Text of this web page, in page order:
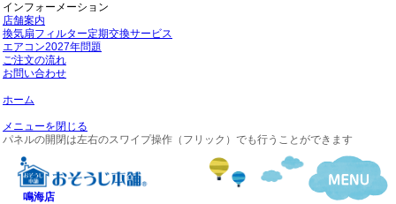
インフォーメーション
店舗案内
換気扇フィルター定期交換サービス
エアコン2027年問題
ご注文の流れ
お問い合わせ
ホーム
メニューを閉じる
パネルの開閉は左右のスワイプ操作（フリック）でも行うことができます
鳴海店